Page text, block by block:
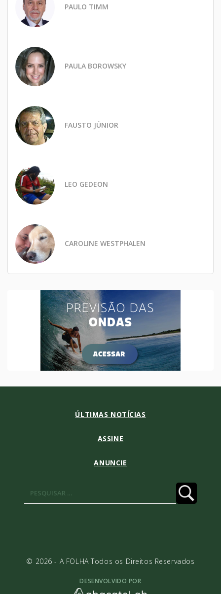
PAULO TIMM
PAULA BOROWSKY
FAUSTO JÚNIOR
LEO GEDEON
CAROLINE WESTPHALEN
ÚLTIMAS NOTÍCIAS
ASSINE
ANUNCIE
© 2026 - A FOLHA Todos os Direitos Reservados
DESENVOLVIDO POR